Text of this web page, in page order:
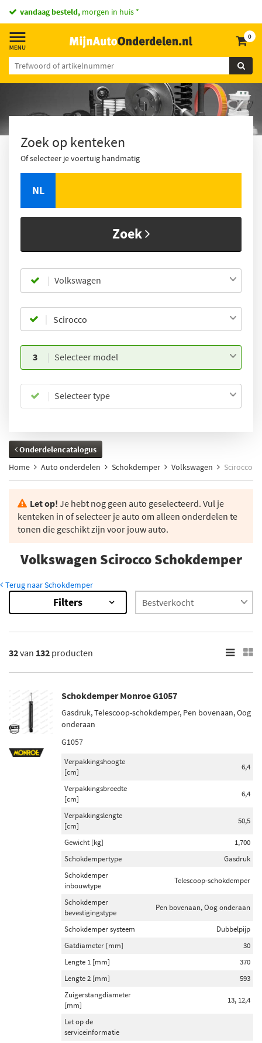
vandaag besteld, morgen in huis *
0
Zoek op kenteken
Of selecteer je voertuig handmatig
NL
Zoek
Volkswagen
3 Selecteer model
Selecteer type
Onderdelencatalogus
Home
Auto onderdelen Schokdemper Volkswagen Scirocco
Let op! Je hebt nog geen auto geselecteerd. Vul je
kenteken in of selecteer je auto om alleen onderdelen te
tonen die geschikt zijn voor jouw auto.
Volkswagen Scirocco Schokdemper
Terug naar Schokdemper
Resultaten
×
Monroe (11)
Maxgear (7)
Sachs (11)
Bilstein (18)
Inbouwplaats
Vooras (43)
Achteras (40)
Vooras links (6)
Vooras rechts (6)
Achteras links (4)
Veerpoot (52)
Telescoop-schokdemper (32)
Veerpootresorptie (22)
Filters
32van 132 producten
Schokdemper Monroe G1057
Gasdruk, Telescoop-schokdemper, Pen bovenaan, Oog
onderaan
G1057
Verpakkingshoogte
[cm]
6,4
Verpakkingsbreedte
[cm]
6,4
Verpakkingslengte
[cm]
50,5
Gewicht [kg]
1,700
Schokdempertype
Gasdruk
Schokdemper
inbouwtype
Telescoop-schokdemper
Schokdemper
bevestigingstype
Pen bovenaan, Oog onderaan
Schokdemper systeem
Dubbelpijp
Gatdiameter [mm]
30
Lengte 1 [mm]
370
Lengte 2 [mm]
593
Zuigerstangdiameter
[mm]
13, 12,4
Let op de
serviceinformatie